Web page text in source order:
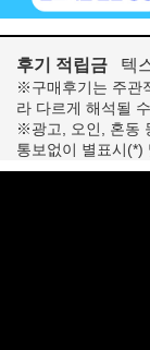
후기 적립금 텍
※구매후기는 주관
라 다르게 해석될
※광고, 오인, 혼동
통보없이 별표시(*)